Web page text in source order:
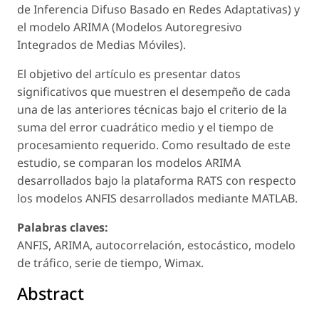
de Inferencia Difuso Basado en Redes Adaptativas) y
el modelo ARIMA (Modelos Autoregresivo
Integrados de Medias Móviles).
El objetivo del artículo es presentar datos
significativos que muestren el desempeño de cada
una de las anteriores técnicas bajo el criterio de la
suma del error cuadrático medio y el tiempo de
procesamiento requerido. Como resultado de este
estudio, se comparan los modelos ARIMA
desarrollados bajo la plataforma RATS con respecto
los modelos ANFIS desarrollados mediante MATLAB.
Palabras claves:
ANFIS, ARIMA, autocorrelación, estocástico, modelo
de tráfico, serie de tiempo, Wimax.
Abstract